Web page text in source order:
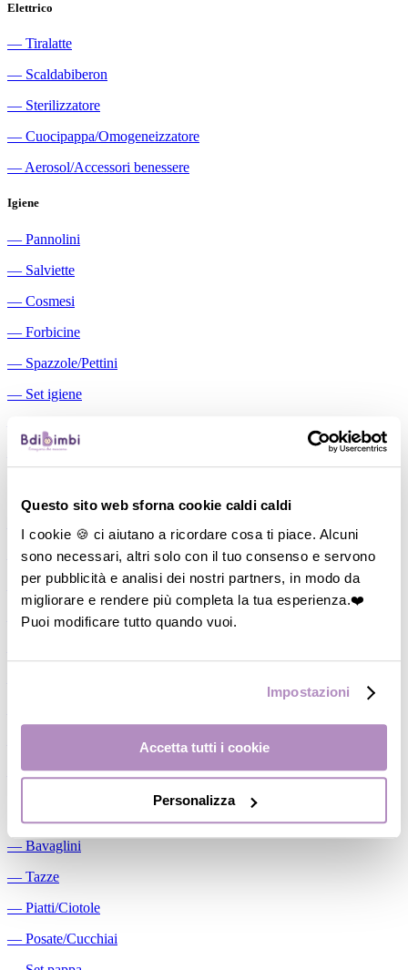
Questo sito web sforna cookie caldi caldi
I cookie 🍪 ci aiutano a ricordare cosa ti piace. Alcuni
sono necessari, altri solo con il tuo consenso e servono
per pubblicità e analisi dei nostri partners, in modo da
migliorare e rendere più completa la tua esperienza.❤️
Puoi modificare tutto quando vuoi.
Impostazioni
Accetta tutti i cookie
Personalizza
Elettrico
― Tiralatte
― Scaldabiberon
― Sterilizzatore
― Cuocipappa/Omogeneizzatore
― Aerosol/Accessori benessere
Igiene
― Pannolini
― Salviette
― Cosmesi
― Forbicine
― Spazzole/Pettini
― Set igiene
Aspiratori nasali manuali
―
Cuscini allattamento
―Biberon
―
Tettarelle
―Succhietti
Conservalatte Materno
―Massaggiagengive
― Bavaglini
― Tazze
― Piatti/Ciotole
― Posate/Cucchiai